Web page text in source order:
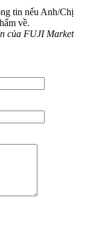
tin nếu Anh/Chị
về.
của FUJI Market